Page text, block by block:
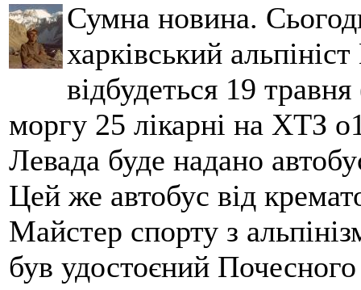
Сумна новина.
харківський
відбудеться 19
моргу 25 лікарні на ХТЗ
Левада буде надано
Цей же автобус від
Майстер спорту з
був удостоєний